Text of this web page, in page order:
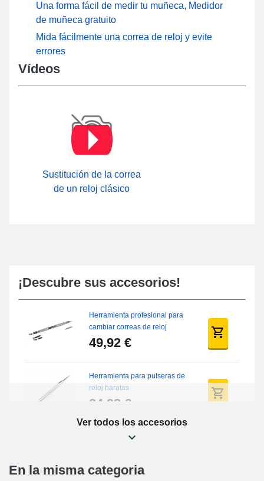
Una forma fácil de medir tu muñeca, Medidor
de muñeca gratuito
Mida fácilmente una correa de reloj y evite
errores
Vídeos
Sustitución de la correa
de un reloj clásico
¡Descubre sus accesorios!
Herramienta profesional para
cambiar correas de reloj
49,92 €
Herramienta para pulseras de
reloj baratas
34,92 €
Kit de reparación de relojes
16,90 €
Ver todos los accesorios
En la misma categoria